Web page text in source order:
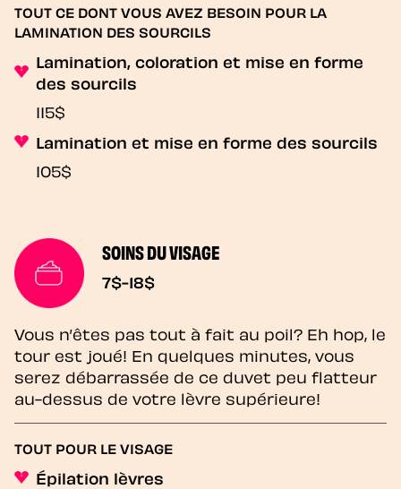
TOUT CE DONT VOUS AVEZ BESOIN POUR LA
LAMINATION DES SOURCILS
Lamination, coloration et mise en forme
des sourcils
115$
Lamination et mise en forme des sourcils
105$
SOINS DU VISAGE
7$-18$
Vous n’êtes pas tout à fait au poil? Eh hop, le
tour est joué! En quelques minutes, vous
serez débarrassée de ce duvet peu flatteur
au-dessus de votre lèvre supérieure!
TOUT POUR LE VISAGE
Épilation lèvres